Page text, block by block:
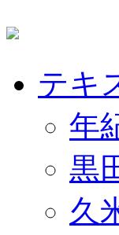
テキ
年
黒
久